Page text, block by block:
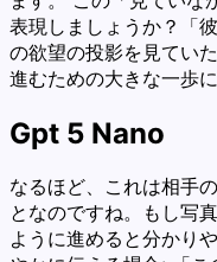
表現しましょうか？「
の欲望の投影を見てい
進むための大きな一歩
Gpt 5 Nano
なるほど、これは相手
となのですね。もし写
ように進めると分かり